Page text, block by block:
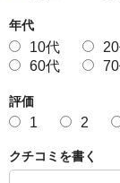
年代
10代
60代
評価
1 2
クチコミを書く